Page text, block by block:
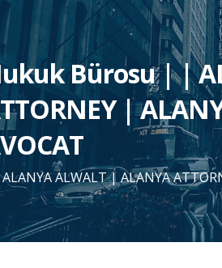
Bürosu | |
|
ALWALT | ALANYA